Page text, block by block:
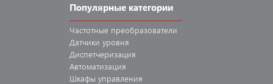
Популярные категории
Частотные преобразователи
Датчики уровня
Диспетчеризация
Автоматизация
Шкафы управления